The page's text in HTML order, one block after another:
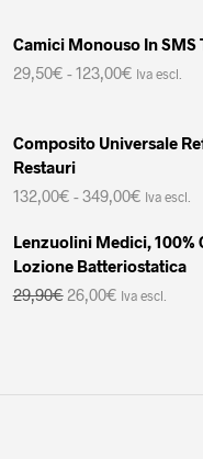
Camici Monouso In SMS
29,50€ -123,00€Fascia
29,50€
123,00€
Iva escl.
Composito Universale
Restauri
132,00€ -349,00€Fascia
prezzo:
da
132,00€
a
Iva escl.
Lenzuolini Medici, 100%
Lozione Batteriostatica
29,90€ Il
prezzo
26,00€IlIva escl.